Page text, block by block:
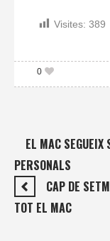
Visites: 389
0
EL MAC SEGUEIX
PERSONALS
CAP DE
TOT EL MAC